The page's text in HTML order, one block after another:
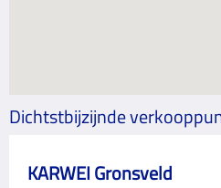
Dichtstbijzijnde
KARWEI Gronsveld